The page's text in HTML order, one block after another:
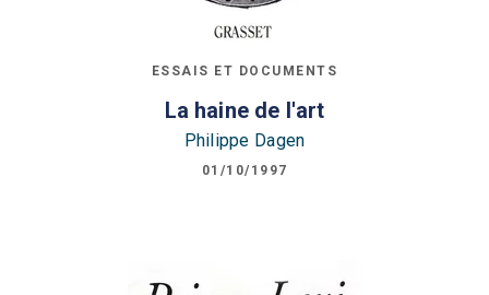
ESSAIS ET DOCUMENTS
La haine de l'art
Philippe Dagen
01/10/1997